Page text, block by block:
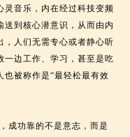
灵音乐，内在经过科技变频
送到核心潜意识，从而由内
，人们无需专心或者静心听
一边工作、学习，甚至是吃
也被称作是“最轻松最有效
成功靠的不是意志，而是